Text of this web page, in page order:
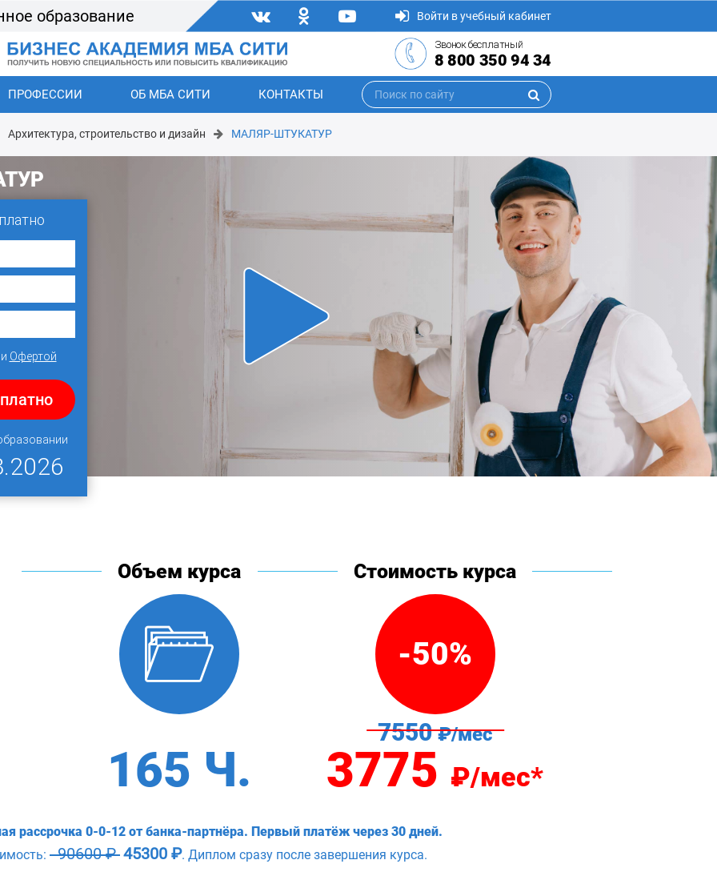
образование Войти в учебный кабинет
Звонок бесплатный
8 800 350 94 34
ПРОФЕССИИ ОБ МБА СИТИ КОНТАКТЫ
Архитектура, строительство и дизайн МАЛЯР-ШТУКАТУР
Офертой
Объем курса
165 Ч.
Стоимость курса
-50%
7550₽/мес
3775 ₽/мес*
рассрочка 0-0-12 от банка-партнёра. Первый платёж через 30 дней.
90600 ₽45300 ₽. Диплом сразу после завершения курса.